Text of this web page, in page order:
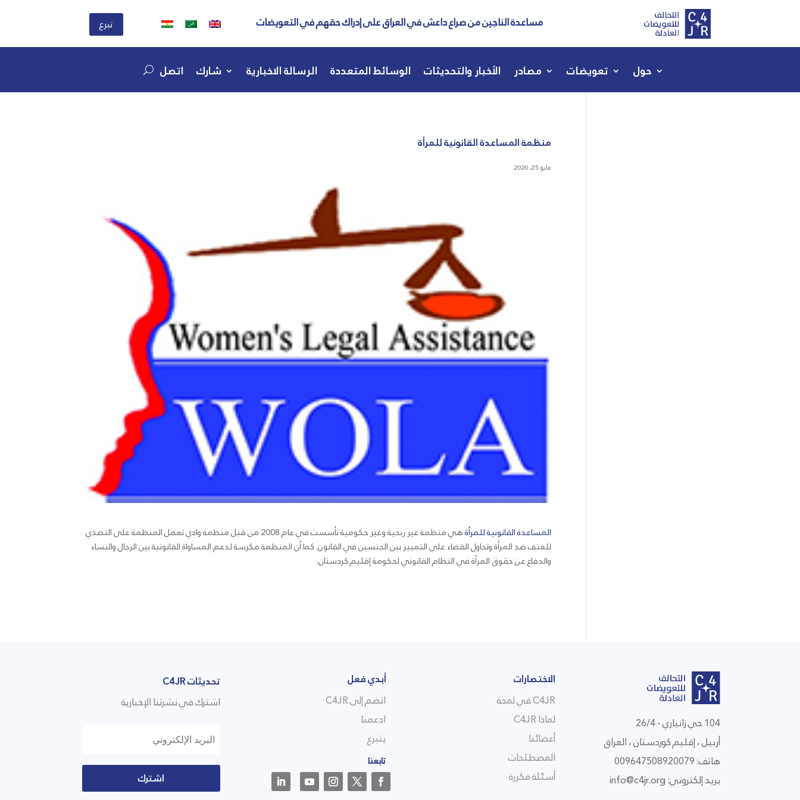
تبرع مساعدة الناجين من صراع داعش في العراق على إدراك حقهم في التعويضات
حول تعويضات مصادر الأخبار والتحديثات الوسائط المتعددة الرسالة الاخبارية شارك اتصل
منظمة المساعدة القانونية للمرأة
مايو 25, 2020
المساعدة القانونية للمرأة
هي منظمة غير ربحية وغير حكومية تأسست في عام 2008 من قبل منظمة وادي تعمل المنظمة على التصدي
للعنف ضد المرأة وتحاول القضاء على التمييز بين الجنسين في القانون. كما أن المنظمة مكرسة لدعم المساواة القانونية بين الرجال والنساء
والدفاع عن حقوق المرأة في النظام القانوني لحكومة إقليم كردستان.
تحديثات C4JR
اشترك في نشرتنا الإخبارية
اشترك
أبدي فعل
انضم إلى C4JR
ادعمنا
يتبرع
تابعنا
الاختصارات
C4JR في لمحة
لماذا C4JR
أعضائنا
المصطلحات
أسئلة مكررة
104 حي زانياري - 26/4
أربيل ، إقليم كوردستان ، العراق
هاتف: 009647508920079
بريد إلكتروني: info@c4jr.org